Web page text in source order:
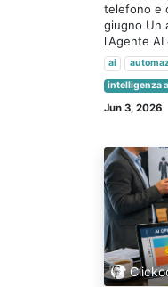
telefono e
giugno Un
l'Agente
ai
intelligenza
Jun 3, 2026